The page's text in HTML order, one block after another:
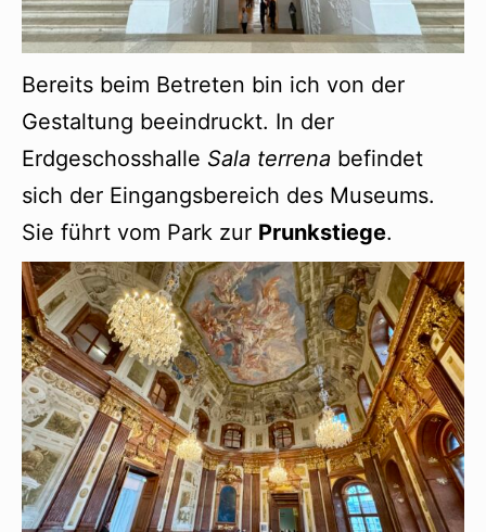
Bereits beim Betreten bin ich von der
Gestaltung beeindruckt. In der
Erdgeschosshalle Sala terrena befindet
sich der Eingangsbereich des Museums.
Sie führt vom Park zur Prunkstiege.